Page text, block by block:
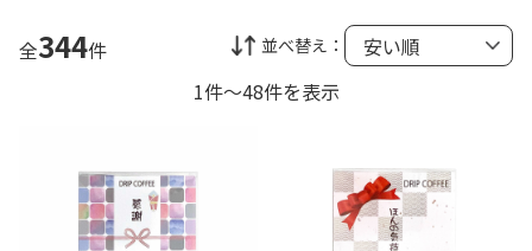
全344件 並べ替え：
1件～48件を表示